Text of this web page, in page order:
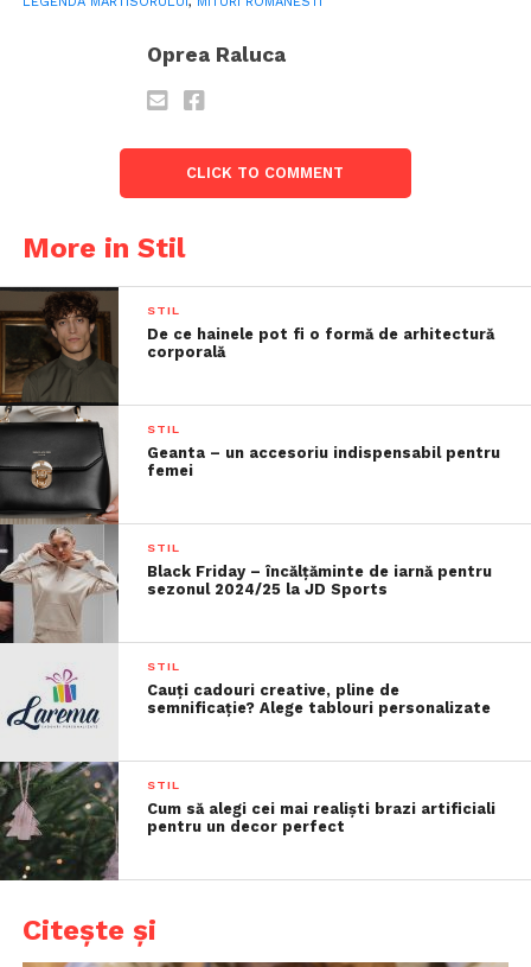
Oprea Raluca
CLICK TO COMMENT
More in Stil
STIL
De ce hainele pot fi o formă de arhitectură
corporală
STIL
Geanta – un accesoriu indispensabil pentru
femei
STIL
Black Friday – încălțăminte de iarnă pentru
sezonul 2024/25 la JD Sports
STIL
Cauți cadouri creative, pline de
semnificație? Alege tablouri personalizate
STIL
Cum să alegi cei mai realiști brazi artificiali
pentru un decor perfect
Citește și